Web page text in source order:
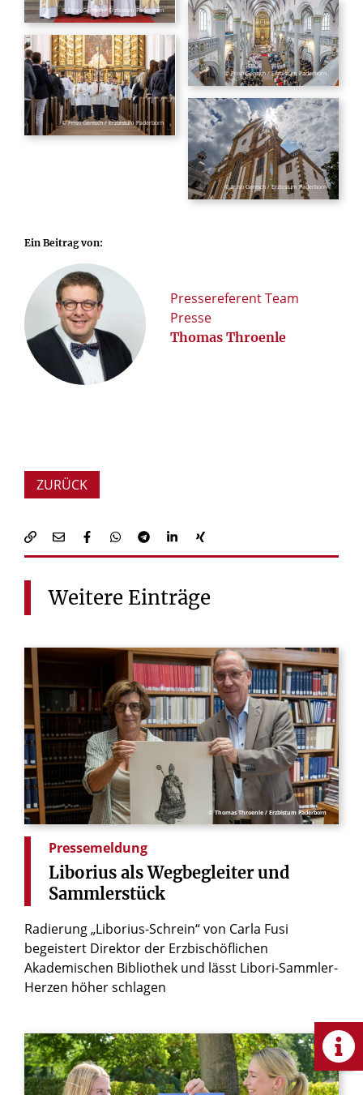
© Friso Gentsch / Erzbistum Paderborn
© Friso Gentsch / Erzbistum Paderborn
© Friso Gentsch / Erzbistum Paderborn
© Friso Gentsch / Erzbistum Paderborn
Ein Beitrag von:
Pressereferent Team
Presse
Thomas Throenle
ZURÜCK
Weitere Einträge
© Thomas Throenle / Erzbistum Paderborn
Pressemeldung
Liborius als Wegbegleiter und
Sammlerstück
Radierung „Liborius-Schrein“ von Carla Fusi
begeistert Direktor der Erzbischöflichen
Akademischen Bibliothek und lässt Libori-Sammler-
Herzen höher schlagen